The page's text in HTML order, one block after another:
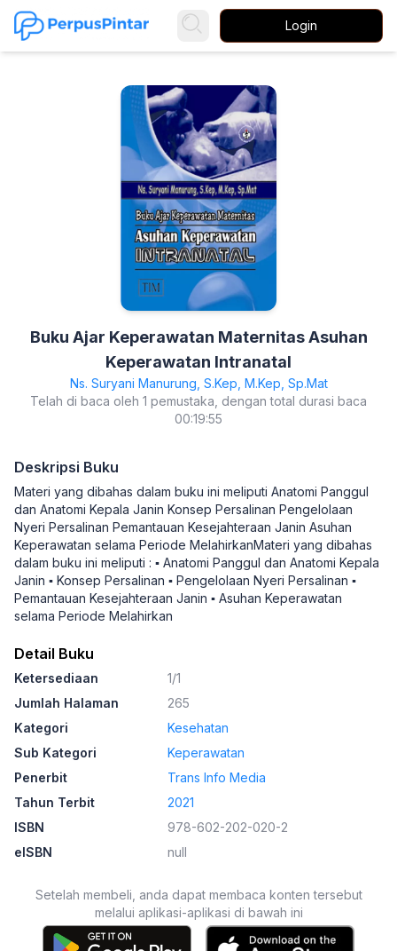
Login
Buku Ajar Keperawatan Maternitas Asuhan
Keperawatan Intranatal
Ns. Suryani Manurung, S.Kep, M.Kep, Sp.Mat
Telah di baca oleh 1 pemustaka, dengan total durasi baca
00:19:55
Deskripsi Buku
Materi yang dibahas dalam buku ini meliputi Anatomi Panggul
dan Anatomi Kepala Janin Konsep Persalinan Pengelolaan
Nyeri Persalinan Pemantauan Kesejahteraan Janin Asuhan
Keperawatan selama Periode MelahirkanMateri yang dibahas
dalam buku ini meliputi : ▪ Anatomi Panggul dan Anatomi Kepala
Janin ▪ Konsep Persalinan ▪ Pengelolaan Nyeri Persalinan ▪
Pemantauan Kesejahteraan Janin ▪ Asuhan Keperawatan
selama Periode Melahirkan
Detail Buku
Ketersediaan
1/1
Jumlah Halaman
265
Kategori
Kesehatan
Sub Kategori
Keperawatan
Penerbit
Trans Info Media
Tahun Terbit
2021
ISBN
978-602-202-020-2
eISBN
null
Setelah membeli, anda dapat membaca konten tersebut
melalui aplikasi-aplikasi di bawah ini